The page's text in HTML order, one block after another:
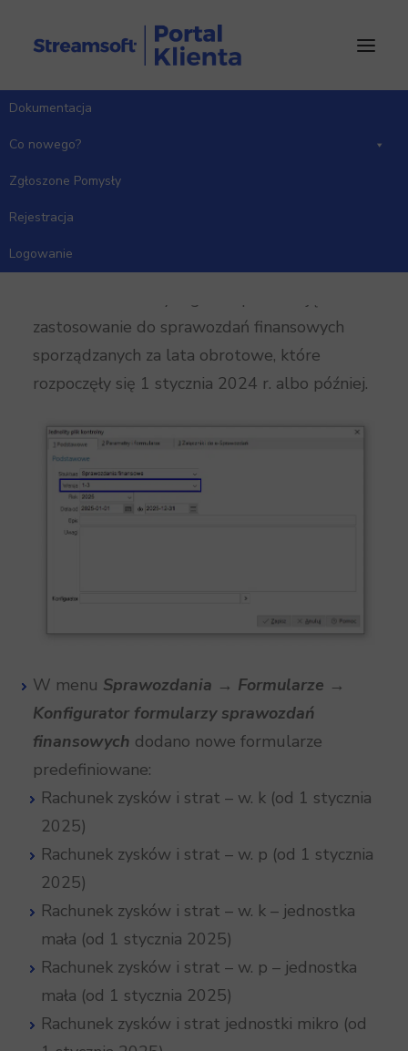
Dokumentacja
Co nowego?
Zgłoszone Pomysły
Rejestracja
Logowanie
Strona Główna
Moduł Finanse i Księgowość
Dodano obsługę plikuJPK-SF w formacie 1-
zastosowanie do sprawozdań finansowych
sporządzanych za lata obrotowe, które
rozpoczęły się 1 stycznia 2024 r. albo później.
W menu Sprawozdania → Formularze →
Konfigurator formularzy sprawozdań
finansowych dodano nowe formularze
predefiniowane:
Rachunek zysków i strat – w. k (od 1 stycznia
2025)
Rachunek zysków i strat – w. p (od 1 stycznia
2025)
Rachunek zysków i strat – w. k – jednostka
mała (od 1 stycznia 2025)
Rachunek zysków i strat – w. p – jednostka
mała (od 1 stycznia 2025)
Rachunek zysków i strat jednostki mikro (od